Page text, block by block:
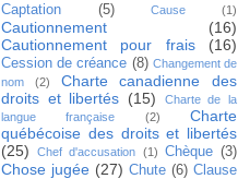
Captation
(5) Cause (1)
Cautionnement
(16)
Cautionnement pour frais
(16)
Cession de créance (8) Changement de
nom
(2)
Charte canadienne des
droits et libertés (15)
Charte de la
langue française
(2)
Charte
québécoise des droits et libertés
(25)
Chef d'accusation (1) Chèque (3)
Chose jugée (27) Chute (6) Clause